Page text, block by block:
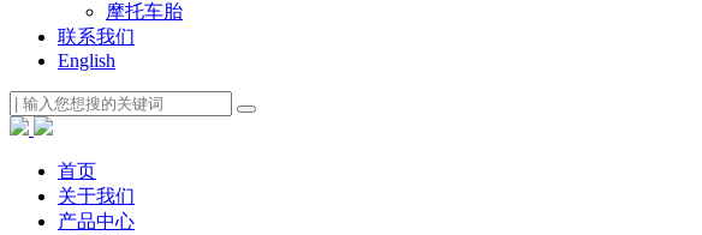
摩托车胎
联系我们
English
首页
关于我们
产品中心